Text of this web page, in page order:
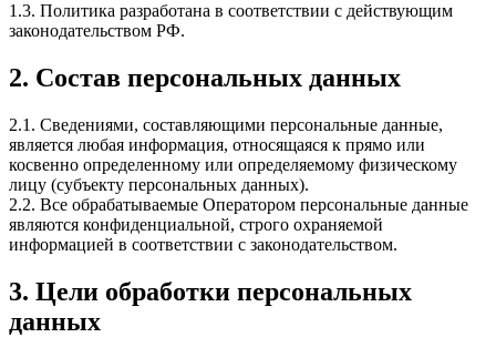
1.3. Политика разработана в соответствии с действующим
законодательством РФ.
2. Состав персональных данных
2.1. Сведениями, составляющими персональные данные,
является любая информация, относящаяся к прямо или
косвенно определенному или определяемому физическому
лицу (субъекту персональных данных).
2.2. Все обрабатываемые Оператором персональные данные
являются конфиденциальной, строго охраняемой
информацией в соответствии с законодательством.
3. Цели обработки персональных
данных